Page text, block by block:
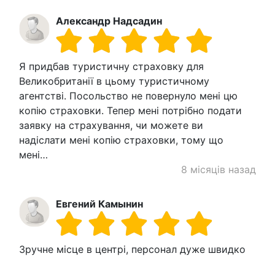
Александр Надсадин
Я придбав туристичну страховку для
Великобританії в цьому туристичному
агентстві. Посольство не повернуло мені цю
копію страховки. Тепер мені потрібно подати
заявку на страхування, чи можете ви
надіслати мені копію страховки, тому що
мені…
8 місяців назад
Евгений Камынин
Зручне місце в центрі, персонал дуже швидко